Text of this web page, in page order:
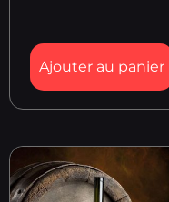
Ajouter au panier